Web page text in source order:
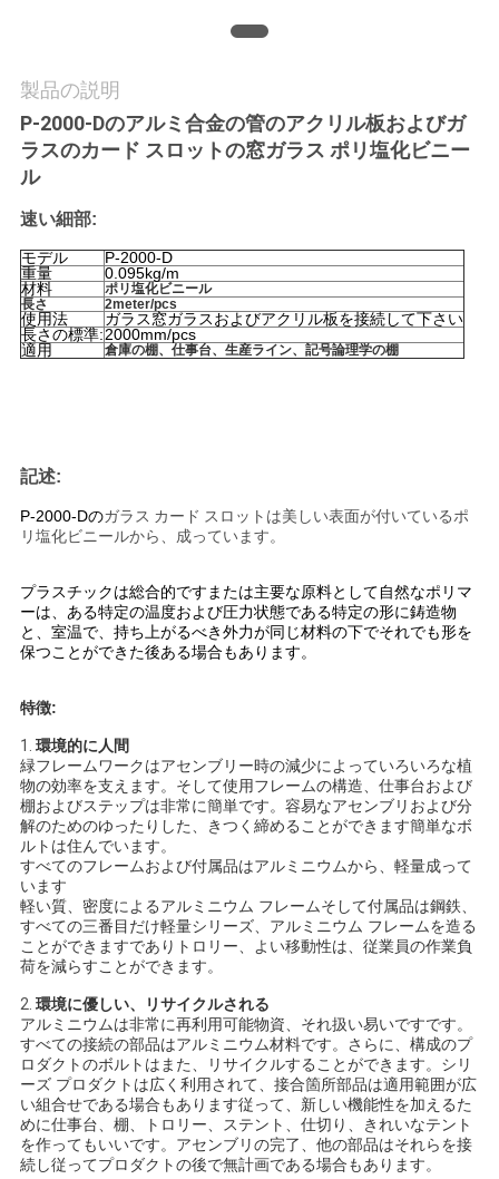
だ
さ
い
引
金
を
て
く
さ
い
地
図
プ
ラ
イ
バ
シ
ー
ポ
リ
製品の説明
P-2000-Dのアルミ合金の管のアクリル板およびガ
ラスのカード スロットの窓ガラス ポリ塩化ビニー
ル
速い細部:
モデル
P-2000-D
重量
0.095kg/m
材料
ポリ塩化ビニール
長さ
2meter/pcs
使用法
ガラス窓ガラスおよびアクリル板を接続して下さい
長さの標準:2000mm/pcs
適用
倉庫の棚、仕事台、生産ライン、記号論理学の棚
記述:
P-2000-Dのガラス カード スロットは美しい表面が付いているポ
リ塩化ビニールから、成っています。
プラスチックは総合的ですまたは主要な原料として自然なポリマ
ーは、ある特定の温度および圧力状態である特定の形に鋳造物
と、室温で、持ち上がるべき外力が同じ材料の下でそれでも形を
保つことができた後ある場合もあります。
特徴:
1. 環境的に人間
緑フレームワークはアセンブリー時の減少によっていろいろな植
物の効率を支えます。そして使用フレームの構造、仕事台および
棚およびステップは非常に簡単です。容易なアセンブリおよび分
解のためのゆったりした、きつく締めることができます簡単なボ
ルトは住んでいます。
すべてのフレームおよび付属品はアルミニウムから、軽量成って
います
軽い質、密度によるアルミニウム フレームそして付属品は鋼鉄、
すべての三番目だけ軽量シリーズ、アルミニウム フレームを造る
ことができますでありトロリー、よい移動性は、従業員の作業負
荷を減らすことができます。
2. 環境に優しい、リサイクルされる
アルミニウムは非常に再利用可能物資、それ扱い易いですです。
すべての接続の部品はアルミニウム材料です。さらに、構成のプ
ロダクトのボルトはまた、リサイクルすることができます。シリ
ーズ プロダクトは広く利用されて、接合箇所部品は適用範囲が広
い組合せである場合もあります従って、新しい機能性を加えるた
めに仕事台、棚、トロリー、ステント、仕切り、きれいなテント
を作ってもいいです。アセンブリの完了、他の部品はそれらを接
続し従ってプロダクトの後で無計画である場合もあります。